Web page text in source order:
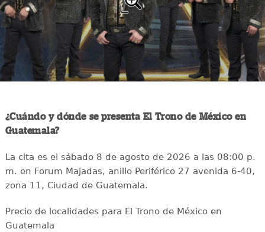
¿Cuándo y dónde se presenta El Trono de México en
Guatemala?
La cita es el sábado 8 de agosto de 2026 a las 08:00 p.
m. en Forum Majadas, anillo Periférico 27 avenida 6-40,
zona 11, Ciudad de Guatemala.
Precio de localidades para El Trono de México en
Guatemala